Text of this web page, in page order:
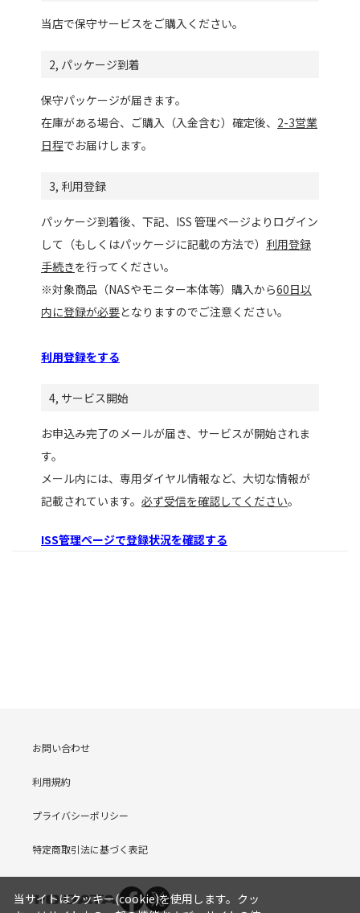
当店で保守サービスをご購入ください。
2, パッケージ到着
保守パッケージが届きます。
在庫がある場合、ご購入（入金含む）確定後、 2-3営業
日程でお届けします。
3, 利用登録
パッケージ到着後、下記、ISS 管理ページよりログイン
して（もしくはパッケージに記載の方法で） 利用登録
手続きを行ってください。
※対象商品（NASやモニター本体等）購入から60日以
内に登録が必要となりますのでご注意ください。
利用登録をする
4, サービス開始
お申込み完了のメールが届き、サービスが開始されま
す。
メール内には、専用ダイヤル情報など、大切な情報が
記載されています。 必ず受信を確認してください。
ISS管理ページで登録状況を確認する
お問い合わせ
利用規約
プライバシーポリシー
特定商取引法に基づく表記
当サイトはクッキー(cookie)を使用します。クッ